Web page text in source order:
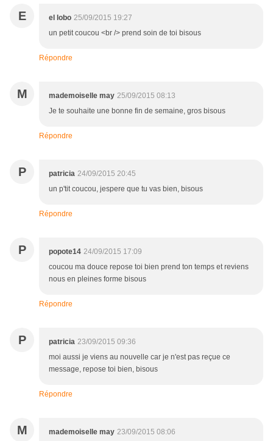
E el lobo 25/09/2015 19:27
un petit coucou <br /> prend soin de toi bisous
Répondre
M mademoiselle may 25/09/2015 08:13
Je te souhaite une bonne fin de semaine, gros bisous
Répondre
P patricia 24/09/2015 20:45
un p'tit coucou, jespere que tu vas bien, bisous
Répondre
P popote14 24/09/2015 17:09
coucou ma douce repose toi bien prend ton temps et reviens
nous en pleines forme bisous
Répondre
P patricia 23/09/2015 09:36
moi aussi je viens au nouvelle car je n'est pas reçue ce
message, repose toi bien, bisous
Répondre
M mademoiselle may 23/09/2015 08:06